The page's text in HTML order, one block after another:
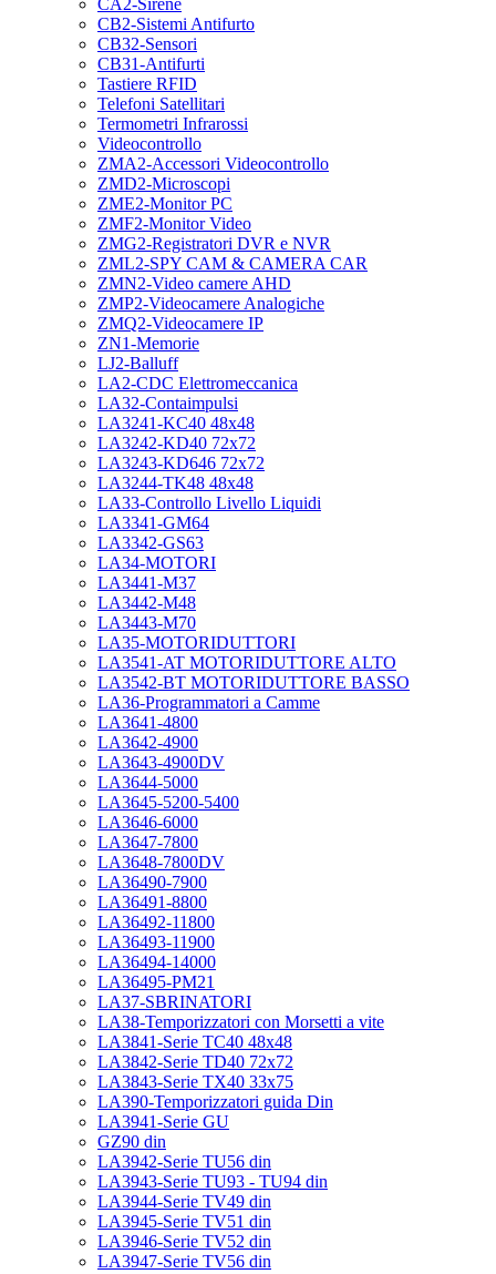
CA2-Sirene
CB2-Sistemi Antifurto
CB32-Sensori
CB31-Antifurti
Tastiere RFID
Telefoni Satellitari
Termometri Infrarossi
Videocontrollo
ZMA2-Accessori Videocontrollo
ZMD2-Microscopi
ZME2-Monitor PC
ZMF2-Monitor Video
ZMG2-Registratori DVR e NVR
ZML2-SPY CAM & CAMERA CAR
ZMN2-Video camere AHD
ZMP2-Videocamere Analogiche
ZMQ2-Videocamere IP
ZN1-Memorie
LJ2-Balluff
LA2-CDC Elettromeccanica
LA32-Contaimpulsi
LA3241-KC40 48x48
LA3242-KD40 72x72
LA3243-KD646 72x72
LA3244-TK48 48x48
LA33-Controllo Livello Liquidi
LA3341-GM64
LA3342-GS63
LA34-MOTORI
LA3441-M37
LA3442-M48
LA3443-M70
LA35-MOTORIDUTTORI
LA3541-AT MOTORIDUTTORE ALTO
LA3542-BT MOTORIDUTTORE BASSO
LA36-Programmatori a Camme
LA3641-4800
LA3642-4900
LA3643-4900DV
LA3644-5000
LA3645-5200-5400
LA3646-6000
LA3647-7800
LA3648-7800DV
LA36490-7900
LA36491-8800
LA36492-11800
LA36493-11900
LA36494-14000
LA36495-PM21
LA37-SBRINATORI
LA38-Temporizzatori con Morsetti a vite
LA3841-Serie TC40 48x48
LA3842-Serie TD40 72x72
LA3843-Serie TX40 33x75
LA390-Temporizzatori guida Din
LA3941-Serie GU
GZ90 din
LA3942-Serie TU56 din
LA3943-Serie TU93 - TU94 din
LA3944-Serie TV49 din
LA3945-Serie TV51 din
LA3946-Serie TV52 din
LA3947-Serie TV56 din